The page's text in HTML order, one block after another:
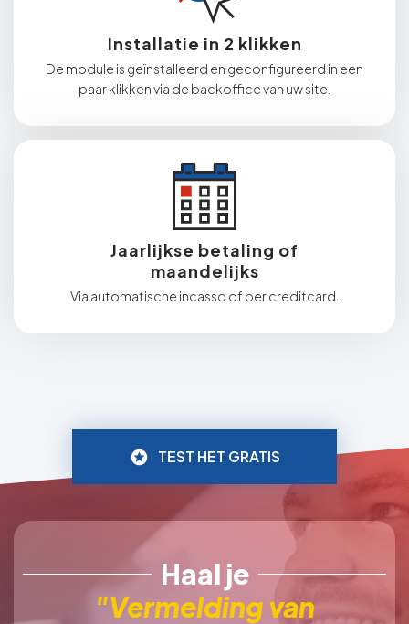
Installatie in 2 klikken
De module is geïnstalleerd en geconfigureerd in een
paar klikken via de backoffice van uw site.
Jaarlijkse betaling of
maandelijks
Via automatische incasso of per creditcard.
TEST HET GRATIS
Haal je
"Vermelding van